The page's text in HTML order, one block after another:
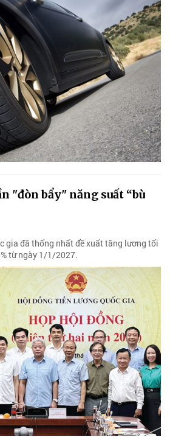
"đòn bẩy" năng suất “bù
gia đã thống nhất đề xuất tăng lương tối
từ ngày 1/1/2027.